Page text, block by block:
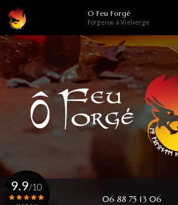
contenu
principal
O Feu Forgé
Forgeron à Vielverge
06 88 75 13 06
9.9/10